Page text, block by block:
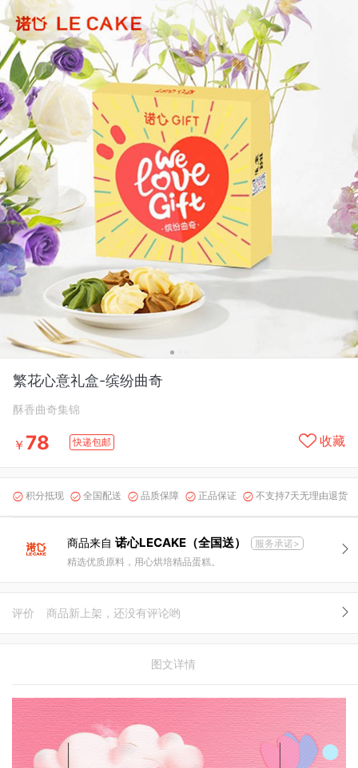
繁花心意礼盒-缤纷曲奇
酥香曲奇集锦
￥ 78 快递包邮 收藏
 积分抵现  全国配送  品质保障  正品保证  不支持7天无理由退货
商品来自 诺心LECAKE（全国送）
服务承诺>
精选优质原料，用心烘培精品蛋糕。
评价 商品新上架，还没有评论哟
图文详情